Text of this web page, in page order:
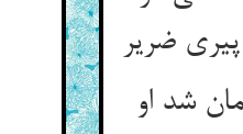
ضریر
شد او